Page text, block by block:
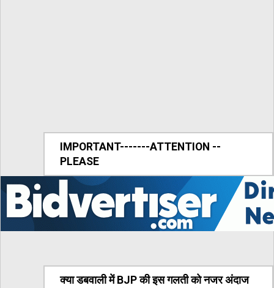
IMPORTANT-------ATTENTION --
PLEASE
क्या डबवाली में BJP की इस गलती को नजर अंदाज